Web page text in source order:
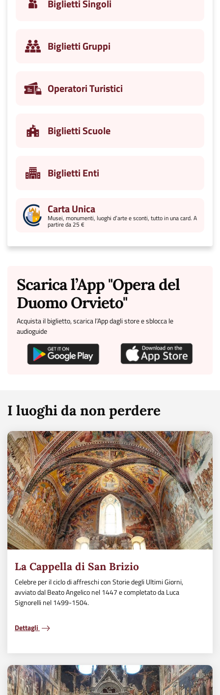
Biglietti Singoli
Biglietti Gruppi
Operatori Turistici
Biglietti Scuole
Biglietti Enti
Carta Unica
Musei, monumenti, luoghi d’arte e sconti, tutto in una card. A
partire da 25 €
Scarica l’App "Opera del
Duomo Orvieto"
Acquista il biglietto, scarica l’App dagli store e sblocca le
audioguide
I luoghi da non perdere
La Cappella di San Brizio
Celebre per il ciclo di affreschi con Storie degli Ultimi Giorni,
avviato dal Beato Angelico nel 1447 e completato da Luca
Signorelli nel 1499-1504.
Dettagli